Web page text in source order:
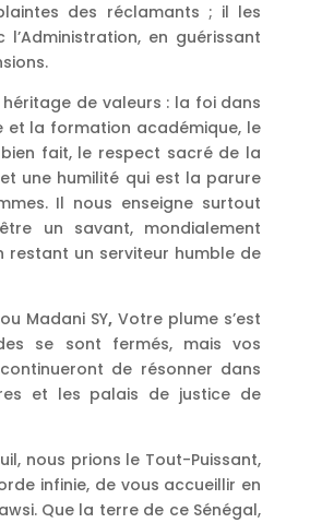
des réclamants ; il les
l’Administration, en guérissant
héritage de valeurs : la foi dans
et la formation académique, le
fait, le respect sacré de la
une humilité qui est la parure
Il nous enseigne surtout
un savant, mondialement
restant un serviteur humble de
Madani SY, Votre plume s’est
se sont fermés, mais vos
de résonner dans
et les palais de justice de
nous prions le Tout-Puissant,
infinie, de vous accueillir en
Que la terre de ce Sénégal,